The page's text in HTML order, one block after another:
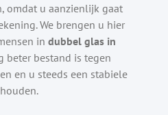
omdat u aanzienlijk gaat
We brengen u hier
in dubbel glas in
beter bestand is tegen
en u steeds een stabiele